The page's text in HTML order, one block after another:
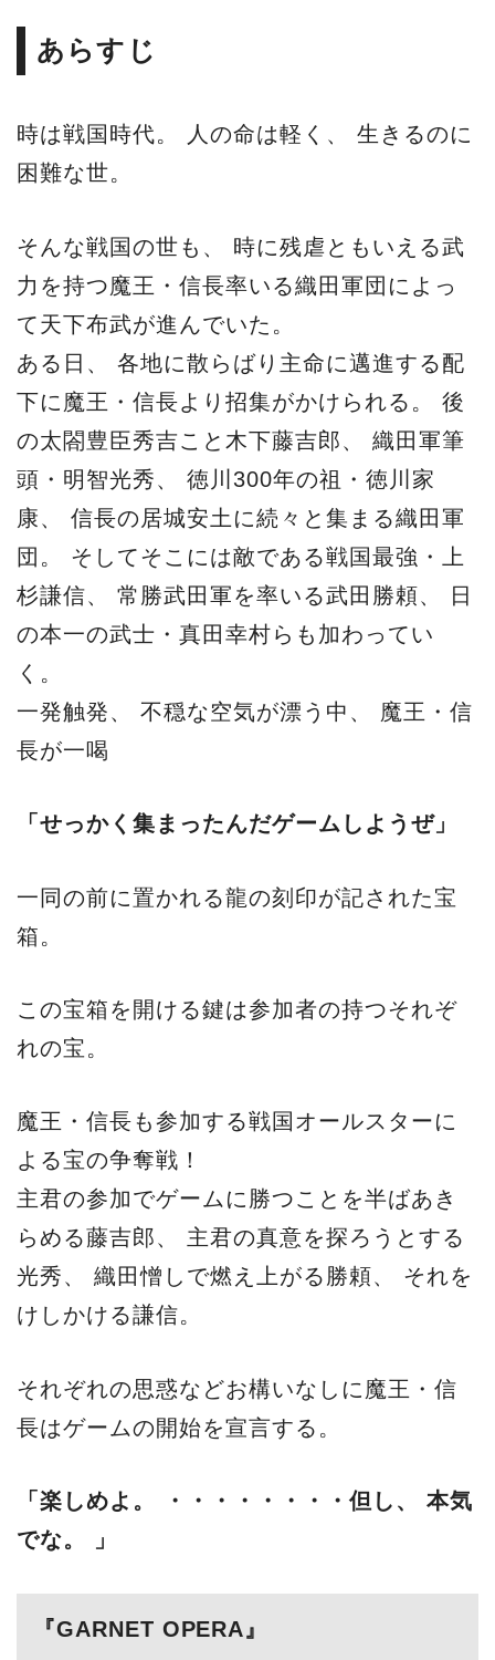
あらすじ
時は戦国時代。 人の命は軽く、 生きるのに
困難な世。
そんな戦国の世も、 時に残虐ともいえる武
力を持つ魔王・信長率いる織田軍団によっ
て天下布武が進んでいた。
ある日、 各地に散らばり主命に邁進する配
下に魔王・信長より招集がかけられる。 後
の太閤豊臣秀吉こと木下藤吉郎、 織田軍筆
頭・明智光秀、 徳川300年の祖・徳川家
康、 信長の居城安土に続々と集まる織田軍
団。 そしてそこには敵である戦国最強・上
杉謙信、 常勝武田軍を率いる武田勝頼、 日
の本一の武士・真田幸村らも加わってい
く。
一発触発、 不穏な空気が漂う中、 魔王・信
長が一喝
「せっかく集まったんだゲームしようぜ」
一同の前に置かれる龍の刻印が記された宝
箱。
この宝箱を開ける鍵は参加者の持つそれぞ
れの宝。
魔王・信長も参加する戦国オールスターに
よる宝の争奪戦！
主君の参加でゲームに勝つことを半ばあき
らめる藤吉郎、 主君の真意を探ろうとする
光秀、 織田憎しで燃え上がる勝頼、 それを
けしかける謙信。
それぞれの思惑などお構いなしに魔王・信
長はゲームの開始を宣言する。
「楽しめよ。 ・・・・・・・・但し、 本気
でな。 」
『GARNET OPERA』